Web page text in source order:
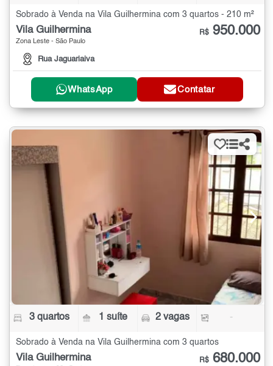
Sobrado à Venda na Vila Guilhermina com 3 quartos - 210 m²
Vila Guilhermina
Zona Leste - São Paulo
Rua Jaguariaiva
R$ 950.000
WhatsApp Contatar
3 quartos 1 suíte 2 vagas -
Sobrado à Venda na Vila Guilhermina com 3 quartos
Vila Guilhermina R$ 680.000